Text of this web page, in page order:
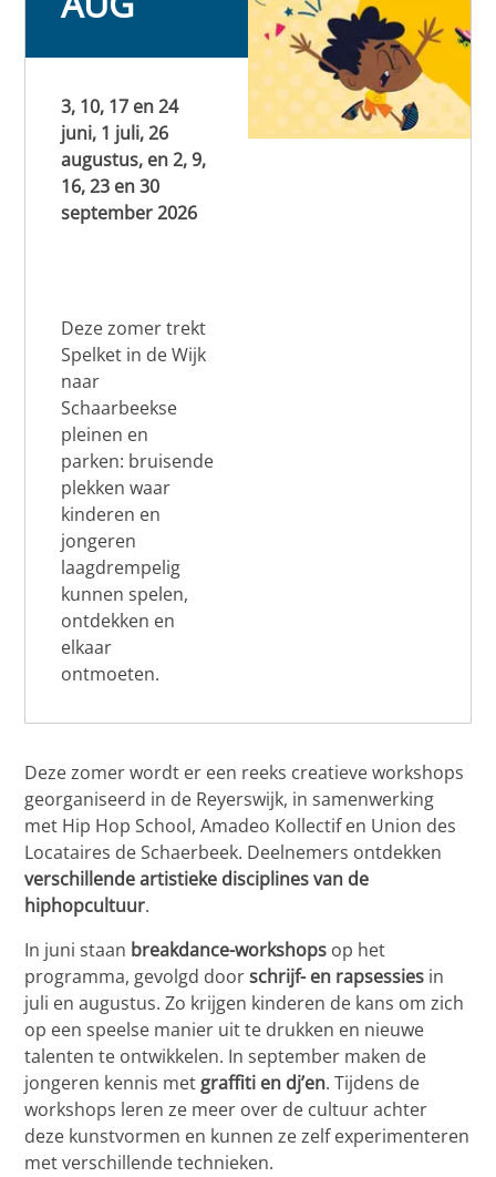
3, 10, 17 en 24
juni, 1 juli, 26
augustus, en 2, 9,
16, 23 en 30
september 2026
Deze zomer trekt
Spelket in de Wijk
naar
Schaarbeekse
pleinen en
parken: bruisende
plekken waar
kinderen en
jongeren
laagdrempelig
kunnen spelen,
ontdekken en
elkaar
ontmoeten.
Deze zomer wordt er een reeks creatieve workshops
georganiseerd in de Reyerswijk, in samenwerking
met Hip Hop School, Amadeo Kollectif en Union des
Locataires de Schaerbeek. Deelnemers ontdekken
verschillende artistieke disciplines van de
hiphopcultuur.
In juni staan breakdance-workshops op het
programma, gevolgd doorschrijf- en rapsessies in
juli en augustus. Zo krijgen kinderen de kans om zich
op een speelse manier uit te drukken en nieuwe
talenten te ontwikkelen. In september maken de
jongeren kennis met graffiti en dj’en. Tijdens de
workshops leren ze meer over de cultuur achter
deze kunstvormen en kunnen ze zelf experimenteren
met verschillende technieken.